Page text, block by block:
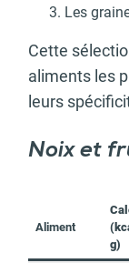
Les
Cette
aliments les
leurs
Noix et
Aliment
g)